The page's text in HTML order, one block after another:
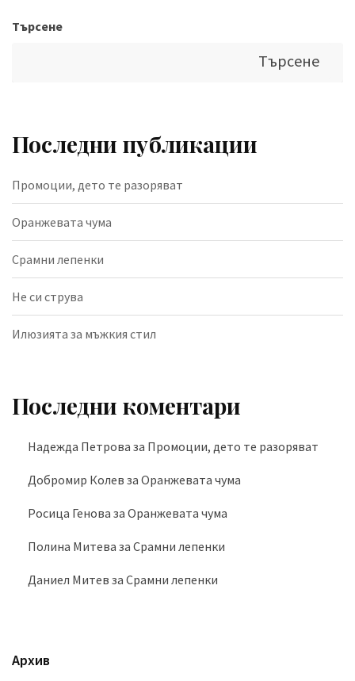
Търсене
Търсене
Последни публикации
Промоции, дето те разоряват
Оранжевата чума
Срамни лепенки
Не си струва
Илюзията за мъжкия стил
Последни коментари
Надежда Петрова за Промоции, дето те разоряват
Добромир Колев за Оранжевата чума
Росица Генова за Оранжевата чума
Полина Митева за Срамни лепенки
Даниел Митев за Срамни лепенки
Архив